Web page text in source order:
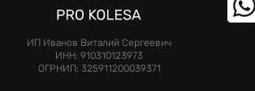
Каталог
Шиномонтаж